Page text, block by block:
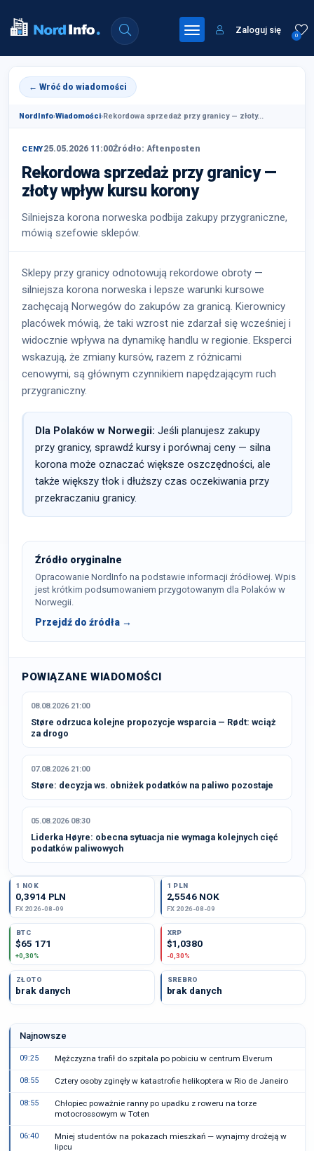
0
Zaloguj się
← Wróć do wiadomości
NordInfo›Wiadomości›Rekordowa sprzedaż przy granicy — złoty...
CENY25.05.2026 11:00Źródło: Aftenposten
Rekordowa sprzedaż przy granicy —
złoty wpływ kursu korony
Silniejsza korona norweska podbija zakupy przygraniczne,
mówią szefowie sklepów.
Sklepy przy granicy odnotowują rekordowe obroty —
silniejsza korona norweska i lepsze warunki kursowe
zachęcają Norwegów do zakupów za granicą. Kierownicy
placówek mówią, że taki wzrost nie zdarzał się wcześniej i
widocznie wpływa na dynamikę handlu w regionie. Eksperci
wskazują, że zmiany kursów, razem z różnicami
cenowymi, są głównym czynnikiem napędzającym ruch
przygraniczny.
Dla Polaków w Norwegii: Jeśli planujesz zakupy
przy granicy, sprawdź kursy i porównaj ceny — silna
korona może oznaczać większe oszczędności, ale
także większy tłok i dłuższy czas oczekiwania przy
przekraczaniu granicy.
Źródło oryginalne
Opracowanie NordInfo na podstawie informacji źródłowej. Wpis
jest krótkim podsumowaniem przygotowanym dla Polaków w
Norwegii.
Przejdź do źródła →
POWIĄZANE WIADOMOŚCI
08.08.2026 21:00
Støre odrzuca kolejne propozycje wsparcia — Rødt: wciąż
za drogo
07.08.2026 21:00
Støre: decyzja ws. obniżek podatków na paliwo pozostaje
05.08.2026 08:30
Liderka Høyre: obecna sytuacja nie wymaga kolejnych cięć
podatków paliwowych
1 NOK
0,3914 PLN
FX 2026-08-09
1 PLN
2,5546 NOK
FX 2026-08-09
BTC
$65 171
+0,30%
XRP
$1,0380
-0,30%
ZŁOTO
brak danych
SREBRO
brak danych
Najnowsze
09:25 Mężczyzna trafił do szpitala po pobiciu w centrum Elverum
08:55 Cztery osoby zginęły w katastrofie helikoptera w Rio de Janeiro
08:55
Chłopiec poważnie ranny po upadku z roweru na torze
motocrossowym w Toten
06:40
Mniej studentów na pokazach mieszkań — wynajmy drożeją w
lipcu